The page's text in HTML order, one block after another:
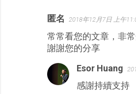
匿名 2018年12月7日 上午
常常看您的文章，非
謝謝您的分享
Esor Huang
感謝持續支持